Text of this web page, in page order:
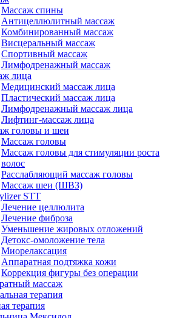
Массаж спины
Антицеллюлитный массаж
Комбинированный массаж
Висцеральный массаж
Спортивный массаж
Лимфодренажный массаж
лица
Медицинский массаж лица
Пластический массаж лица
Лимфодренажный массаж лица
Лифтинг-массаж лица
головы и шеи
Массаж головы
Массаж головы для стимуляции роста
волос
Расслабляющий массаж головы
Массаж шеи (ШВЗ)
STT
Лечение целлюлита
Лечение фиброза
Уменьшение жировых отложений
Детокс-омоложение тела
Миорелаксация
Аппаратная подтяжка кожи
Коррекция фигуры без операции
массаж
терапия
терапия